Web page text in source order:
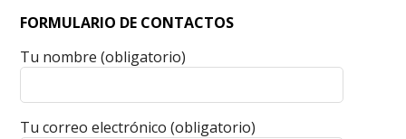
FORMULARIO DE CONTACTOS
Tu nombre (obligatorio)
Tu correo electrónico (obligatorio)